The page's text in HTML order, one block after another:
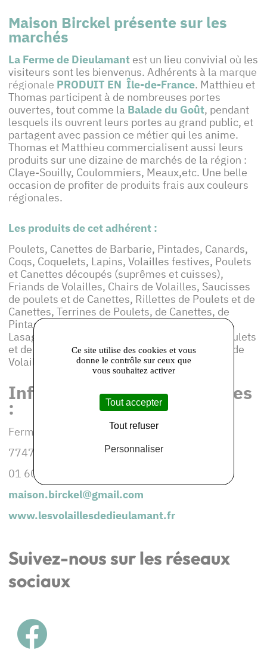
Maison Birckel présente sur les
marchés
La Ferme de Dieulamant est un lieu convivial où les
visiteurs sont les bienvenus. Adhérents à la marque
régionale PRODUIT EN Île-de-France. Matthieu et
Thomas participent à de nombreuses portes
ouvertes, tout comme la Balade du Goût, pendant
lesquels ils ouvrent leurs portes au grand public, et
partagent avec passion ce métier qui les anime.
Thomas et Matthieu commercialisent aussi leurs
produits sur une dizaine de marchés de la région :
Claye-Souilly, Coulommiers, Meaux,etc. Une belle
occasion de profiter de produits frais aux couleurs
régionales.
Les produits de cet adhérent :
Poulets, Canettes de Barbarie, Pintades, Canards,
Coqs, Coquelets, Lapins, Volailles festives, Poulets
et Canettes découpés (suprêmes et cuisses),
Friands de Volailles, Chairs de Volailles, Saucisses
de poulets et de Canettes, Rillettes de Poulets et de
Canettes, Terrines de Poulets, de Canettes, de
Pintades et de Lapins, Galantines de Poulets,
Lasagnes de Poulets, Hachis Parmentier de Poulets
et de Canettes, Bouchées de Volailles, Tourtes de
Volailles, Plats Cuisinés (sur demande)
Informations et coordonnées
:
Ferme de Dieu l'Amant
77470 VILLEMAREUIL
01 60 25 70 64
maison.birckel@gmail.com
www.lesvolaillesdedieulamant.fr
Suivez-nous sur les réseaux
sociaux
Ce site utilise des cookies et vous
donne le contrôle sur ceux que
vous souhaitez activer
Tout accepter
Tout refuser
Personnaliser